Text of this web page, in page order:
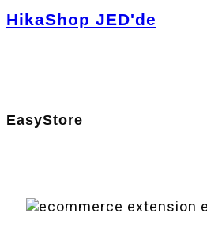
HikaShop JED'de
EasyStore